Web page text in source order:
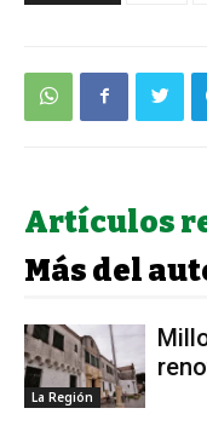
Artículos
Más del
La Región